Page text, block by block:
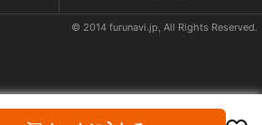
© 2014 furunavi.jp, All Rights Reserved.